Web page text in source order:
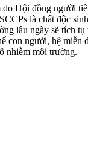
do Hội đồng người
là chất độc
lâu ngày sẽ tích
con người, hệ miễn
nhiễm môi trường.